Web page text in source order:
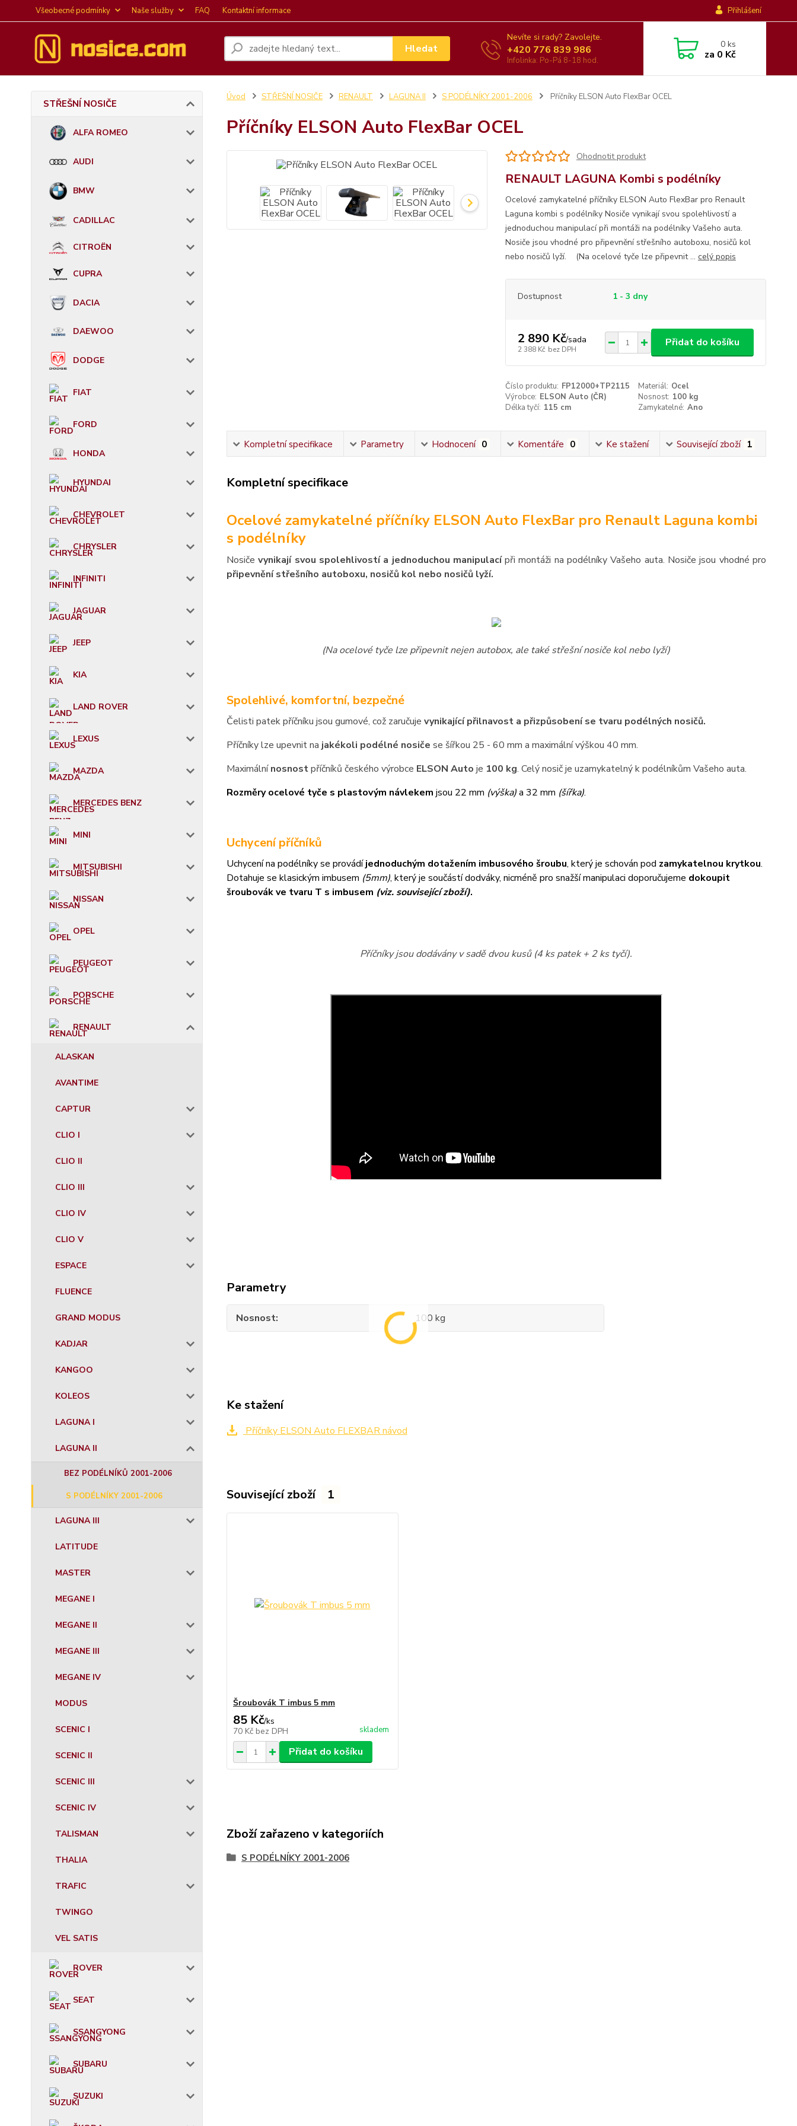
Všeobecné podmínky Naše služby FAQ Kontaktní informace Přihlášení
Hledat
Nevíte si rady? Zavolejte.
+420 776 839 986
Infolinka: Po-Pá 8-18 hod.
0ks
za 0 Kč
STŘEŠNÍ NOSIČE
ALFA ROMEO
AUDI
BMW
CADILLAC
CITROËN
CUPRA
DACIA
DAEWOO
DODGE
FIAT
FORD
HONDA
HYUNDAI
CHEVROLET
CHRYSLER
INFINITI
JAGUAR
JEEP
KIA
LAND ROVER
LEXUS
MAZDA
MERCEDES BENZ
MINI
MITSUBISHI
NISSAN
OPEL
PEUGEOT
PORSCHE
RENAULT
ALASKAN
AVANTIME
CAPTUR
CLIO I
CLIO II
CLIO III
CLIO IV
CLIO V
ESPACE
FLUENCE
GRAND MODUS
KADJAR
KANGOO
KOLEOS
LAGUNA I
LAGUNA II
BEZ PODÉLNÍKŮ 2001-2006
S PODÉLNÍKY 2001-2006
LAGUNA III
LATITUDE
MASTER
MEGANE I
MEGANE II
MEGANE III
MEGANE IV
MODUS
SCENIC I
SCENIC II
SCENIC III
SCENIC IV
TALISMAN
THALIA
TRAFIC
TWINGO
VEL SATIS
ROVER
SEAT
SSANGYONG
SUBARU
SUZUKI
Úvod STŘEŠNÍ NOSIČE RENAULT LAGUNA II S PODÉLNÍKY 2001-2006 Příčníky ELSON Auto FlexBar OCEL
Příčníky ELSON Auto FlexBar OCEL
Ohodnotit produkt
RENAULT LAGUNA Kombi s podélníky
Ocelové zamykatelné příčníky ELSON Auto FlexBar pro Renault
Laguna kombi s podélníky Nosiče vynikají svou spolehlivostí a
jednoduchou manipulací při montáži na podélníky Vašeho auta.
Nosiče jsou vhodné pro připevnění střešního autoboxu, nosičů kol
nebo nosičů lyží. (Na ocelové tyče lze připevnit ... celý popis
Dostupnost 1 - 3 dny
2 890 Kč/sada
2 388 Kč bez DPH
Přidat do košíku
Číslo produktu: FP12000+TP2115 Materiál: Ocel
Výrobce: ELSON Auto (ČR) Nosnost: 100 kg
Délka tyčí: 115 cm Zamykatelné: Ano
Kompletní specifikace Parametry Hodnocení 0 Komentáře 0 Ke stažení Související zboží 1
Kompletní specifikace
Ocelové zamykatelné příčníky ELSON Auto FlexBar pro Renault Laguna kombi
s podélníky
Nosičevynikají svou spolehlivostí a jednoduchou manipulacípři montáži na podélníky Vašeho auta. Nosiče jsou vhodné pro
připevnění střešního autoboxu, nosičů kol nebo nosičů lyží.
(Na ocelové tyče lze připevnit nejen autobox, ale také střešní nosiče kol nebo lyží)
Spolehlivé, komfortní, bezpečné
Čelisti patek příčníku jsou gumové, což zaručuje vynikající přilnavost a přizpůsobení se tvaru podélných nosičů.
Příčníky lze upevnit na jakékoli podélné nosiče se šířkou 25 - 60 mm a maximální výškou 40 mm.
Maximálnínosnostpříčníků českého výrobce ELSON Auto je 100 kg. Celý nosič je uzamykatelný k podélníkům Vašeho auta.
Rozměry ocelové tyče s plastovým návlekem jsou 22 mm (výška)a 32 mm (šířka).
Uchycení příčníků
Uchycení na podélníky se provádíjednoduchým dotažením imbusového šroubu, který je schován pod zamykatelnou krytkou.
Dotahuje se klasickým imbusem (5mm), který je součástí dodváky, nicméně pro snažší manipulaci doporučujeme dokoupit
šroubovák ve tvaru T s imbusem (viz. související zboží).
Příčníky jsou dodávány v sadě dvou kusů (4 ks patek + 2 ks tyčí).
Parametry
Nosnost 100 kg
Ke stažení
Příčníky ELSON Auto FLEXBAR návod
Související zboží 1
Šroubovák T imbus 5 mm
85 Kč/ks
70 Kč bez DPH skladem
Přidat do košíku
Zboží zařazeno v kategoriích
S PODÉLNÍKY 2001-2006